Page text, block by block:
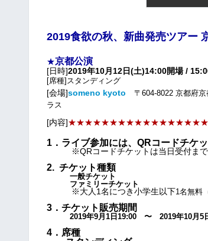
2019食欲の秋、新曲発売ツアー
★京都公演
[日時]2019年10月12日(土)14:00開場 /
[席種]スタンディング
[会場]someno kyoto
〒604-8022 京都府
ラス
[内容]★★★★★★★★★★★★★★★★
1．ライブ参加には、QRコードチケ
※QRコードチケットは当日受付ま
2. チケット種類
一般チケット
ファミリーチケット
※大人1名につき小学生以下1名無料
3．チケット販売期間
2019年9月1日19:00 〜 2019年10月5
4．席種